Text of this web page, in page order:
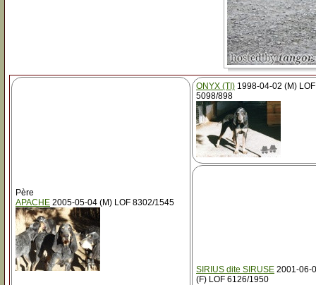
Père
APACHE 2005-05-04 (M) LOF 8302/1545
ONYX (TI) 1998-04-02 (M) LOF
5098/898
SIRIUS dite SIRUSE 2001-06-
(F) LOF 6126/1950